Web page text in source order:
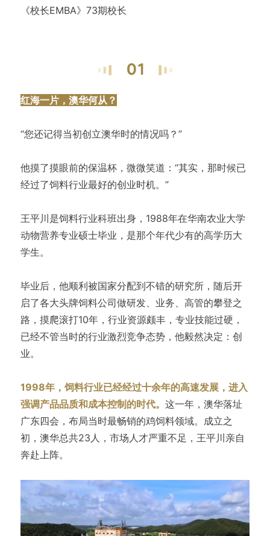
《校长EMBA》73期校长
红海一片，澳华何从？
“您还记得当初创立澳华时的情况吗？”
他摸了摸眼前的保温杯，微微笑道：“其实，那时候已
经过了饲料行业最好的创业时机。”
王平川是饲料行业科班出身，1988年在华南农业大学
动物营养专业硕士毕业，是那个年代少有的高学历大
学生。
毕业后，他顺利被国家分配到不错的研究所，随后开
启了各大头牌饲料公司做研发、业务、高管的攀登之
路，摸爬滚打10年，行业资源颇丰，专业技能过硬，
已经不管当时的行业激烈竞争态势，他毅然决定：创
业。
1998年，饲料行业已经经过十余年的高速发展，进入
强调产品品质和成本控制的时代。 这一年，澳华落址
广东四会，布局当时最畅销的鸡饲料领域。成立之
初，澳华总共23人，市场人才严重不足，王平川亲自
奔赴上阵。